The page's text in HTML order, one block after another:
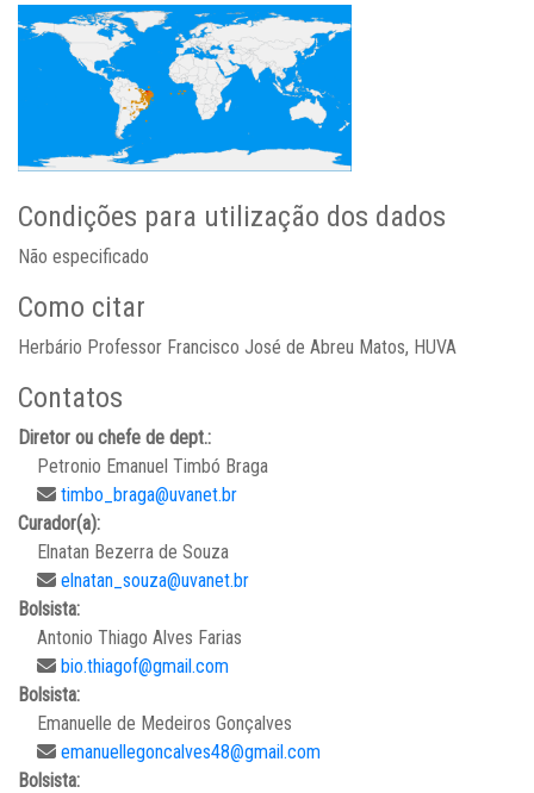
Condições para utilização dos dados
Não especificado
Como citar
Herbário Professor Francisco José de Abreu Matos, HUVA
Contatos
Diretor ou chefe de dept.:
Petronio Emanuel Timbó Braga
timbo_braga@uvanet.br
Curador(a):
Elnatan Bezerra de Souza
elnatan_souza@uvanet.br
Bolsista:
Antonio Thiago Alves Farias
bio.thiagof@gmail.com
Bolsista:
Emanuelle de Medeiros Gonçalves
emanuellegoncalves48@gmail.com
Bolsista: